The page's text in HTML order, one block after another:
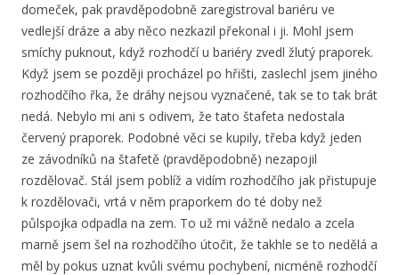
domeček, pak pravděpodobně zaregistroval bariéru ve
vedlejší dráze a aby něco nezkazil překonal i ji. Mohl jsem
smíchy puknout, když rozhodčí u bariéry zvedl žlutý praporek.
Když jsem se později procházel po hřišti, zaslechl jsem jiného
rozhodčího řka, že dráhy nejsou vyznačené, tak se to tak brát
nedá. Nebylo mi ani s odivem, že tato štafeta nedostala
červený praporek. Podobné věci se kupily, třeba když jeden
ze závodníků na štafetě (pravděpodobně) nezapojil
rozdělovač. Stál jsem poblíž a vidím rozhodčího jak přistupuje
k rozdělovači, vrtá v něm praporkem do té doby než
půlspojka odpadla na zem. To už mi vážně nedalo a zcela
marně jsem šel na rozhodčího útočit, že takhle se to nedělá a
měl by pokus uznat kvůli svému pochybení, nicméně rozhodčí